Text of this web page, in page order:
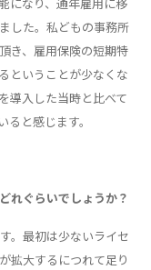
した。私どもの事務所
き、雇用保険の短期特
ということが少なくな
導入した当時と比べて
と感じます。
れぐらいでしょうか？
。最初は少ないライセ
拡大するにつれて足り